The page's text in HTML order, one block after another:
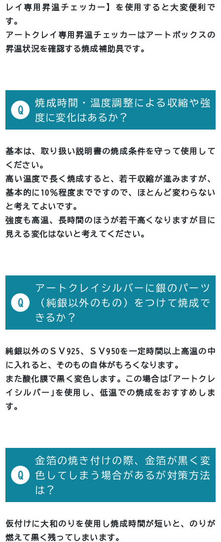
レイ専用昇温チェッカー】を使用すると大変便利で
す。
アートクレイ専用昇温チェッカーはアートボックスの
昇温状況を確認する焼成補助具です。
Q
焼成時間・温度調整による収縮や強
度に変化はあるか？
基本は、取り扱い説明書の焼成条件を守って使用して
ください。
高い温度で長く焼成すると、若干収縮が進みますが、
基本的に10％程度までですので、ほとんど変わらない
と考えてよいです。
強度も高温、長時間のほうが若干高くなりますが目に
見える変化はないと考えてください。
Q
アートクレイシルバーに銀のパーツ
（純銀以外のもの）をつけて焼成で
きるか？
純銀以外のＳＶ925、ＳＶ950を一定時間以上高温の中
に入れると、そのもの自体がもろくなります。
また酸化膜で黒く変色します。この場合は｢アートクレ
イシルバー｣を使用し、低温での焼成をおすすめしま
す。
Q
金箔の焼き付けの際、金箔が黒く変
色してしまう場合があるが対策方法
は？
仮付けに大和のりを使用し焼成時間が短いと、のりが
燃えて黒く残ってしまいます。